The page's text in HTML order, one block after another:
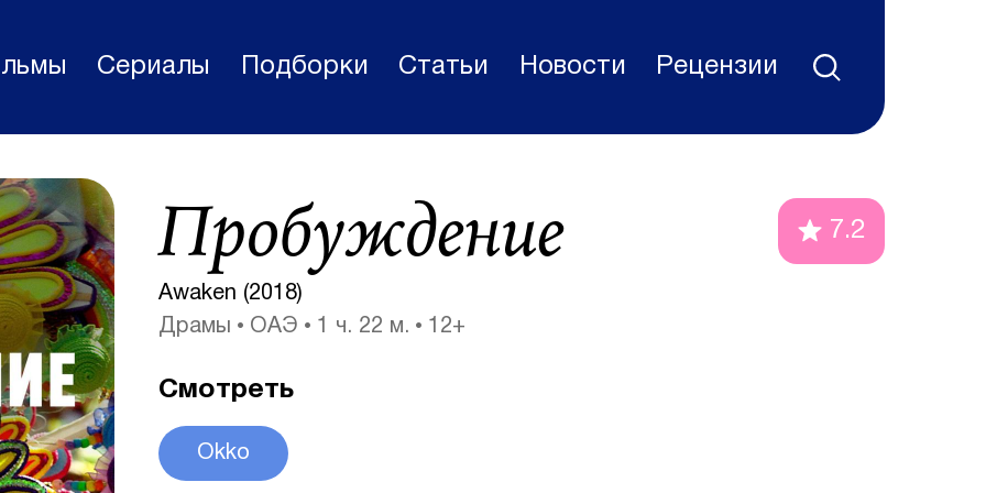
Статьи
Сериалы
Новости
Подборки
Рецензии
О нас
Авторы
Сериалы Подборки Статьи Новости Рецензии
Пробуждение 7.2
Awaken (2018)
Драмы
ОАЭ 1 ч. 22 м. 12+
Смотреть
Okko